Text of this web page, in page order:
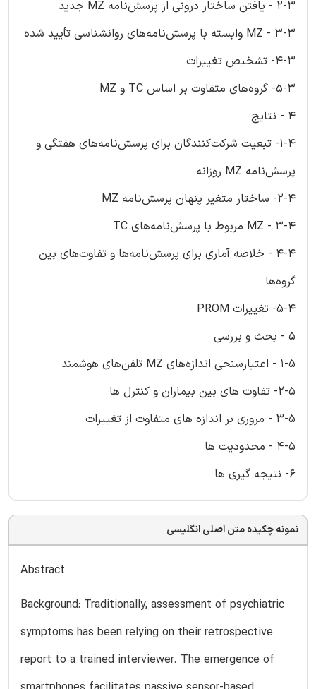
2-3 - یافتن ساختار درونی از پرسش‌نامه MZ جدید
3-3 - MZ وابسته با پرسش‌نامه‌های روانشناسی تأیید شده
4-3- تشخیص تغییرات
5-3- گروه‌های متفاوت بر اساس TC و MZ
4 - نتایج
1-4- تبعیت شرکت‌کنندگان برای پرسش‌نامه‌های هفتگی و
پرسش‌نامه MZ روزانه
2-4- ساختار متغیر پنهان پرسش‌نامه MZ
3-4 - MZ مربوط با پرسش‌نامه‌های TC
4-4 - خلاصه آماری برای پرسش‌نامه‌ها و تفاوت‌های بین
گروه‌ها
5-4- تغییرات PROM
5 - بحث و بررسی
1-5 - اعتبارسنجی اندازه‌های MZ تلفن‌های هوشمند
2-5- تفاوت های بین بیماران و کنترل ها
3-5 - مروری بر اندازه های متفاوت از تغییرات
4-5 - محدودیت ها
6- نتیجه گیری ها
نمونه چکیده متن اصلی انگلیسی
Abstract
Background: Traditionally, assessment of psychiatric
symptoms has been relying on their retrospective
report to a trained interviewer. The emergence of